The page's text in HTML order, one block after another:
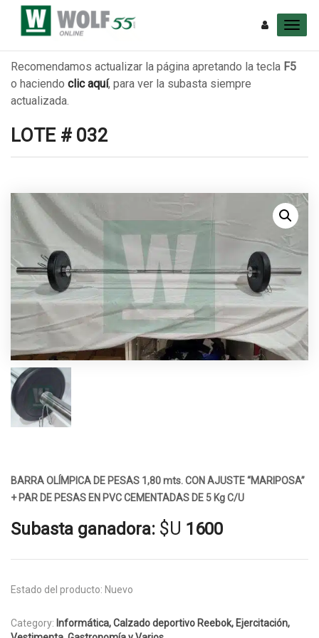
Recomendamos actualizar la página apretando la tecla F5
o haciendo clic aquí, para ver la subasta siempre
actualizada.
LOTE # 032
BARRA OLÍMPICA DE PESAS 1,80 mts. CON AJUSTE “MARIPOSA”
+ PAR DE PESAS EN PVC CEMENTADAS DE 5 Kg C/U
Subasta ganadora: $U 1600
Estado del producto: Nuevo
Category: Informática, Calzado deportivo Reebok, Ejercitación,